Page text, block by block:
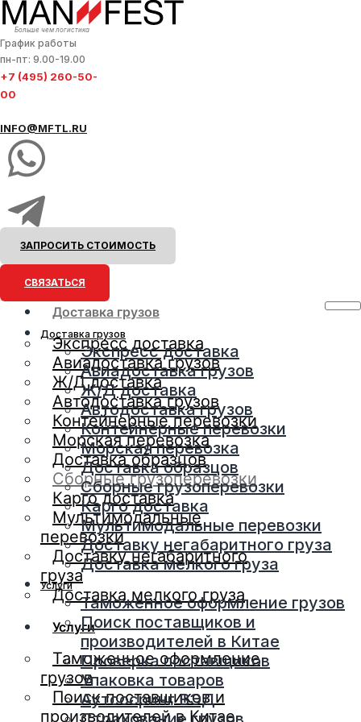
Больше чем логистика
График работы
пн-пт: 9.00-19.00
+7 (495) 260-50-
00
INFO@MFTL.RU
ЗАПРОСИТЬ СТОИМОСТЬ
СВЯЗАТЬСЯ
Доставка грузов
Экспресс доставка
Авиадоставка грузов
Ж/Д доставка
Автодоставка грузов
Контейнерные перевозки
Морская перевозка
Доставка образцов
Сборные грузоперевозки
Карго доставка
Мультимодальные
перевозки
Доставку негабаритного
груза
Доставка мелкого груза
Услуги
Таможенное оформление
грузов
Поиск поставщиков и
производителей в Китае
Доставка грузов
Экспресс доставка
Авиадоставка грузов
Ж/Д доставка
Автодоставка грузов
Контейнерные перевозки
Морская перевозка
Доставка образцов
Сборные грузоперевозки
Карго доставка
Мультимодальные перевозки
Доставку негабаритного груза
Доставка мелкого груза
Услуги
Таможенное оформление грузов
Поиск поставщиков и
производителей в Китае
Проверка поставщиков
Упаковка товаров
Аутсосринг ВЭД